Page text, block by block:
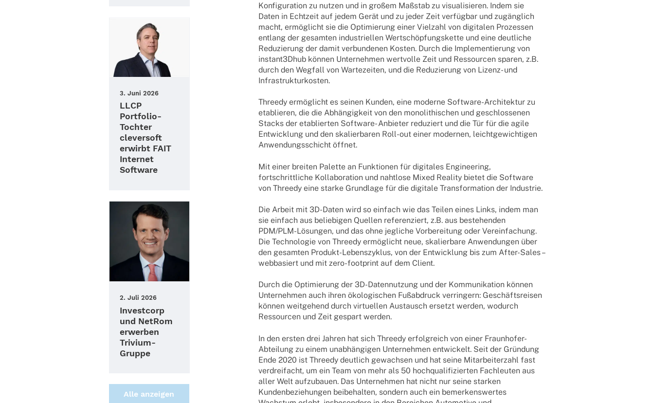
3. Juni 2026
LLCP
Portfolio-
Tochter
cleversoft
erwirbt FAIT
Internet
Software
2. Juli 2026
Investcorp
und NetRom
erwerben
Trivium-
Gruppe
Alle anzei­gen
Konfi­gu­ra­tion zu nutzen und in großem Maßstab zu visua­li­sie­ren. Indem sie
Daten in Echt­zeit auf jedem Gerät und zu jeder Zeit verfüg­bar und zugäng­lich
macht, ermög­licht sie die Opti­mie­rung einer Viel­zahl von digi­ta­len Prozes­sen
entlang der gesam­ten indus­tri­el­len Wert­schöp­fungs­kette und eine deut­li­che
Redu­zie­rung der damit verbun­de­nen Kosten. Durch die Imple­men­tie­rung von
instant3Dhub können Unter­neh­men wert­volle Zeit und Ressour­cen sparen, z.B.
durch den Wegfall von Warte­zei­ten, und die Redu­zie­rung von Lizenz- und
Infrastrukturkosten.
Threedy ermög­licht es seinen Kunden, eine moderne Soft­­ware-Archi­­tek­­tur zu
etablie­ren, die die Abhän­gig­keit von den mono­li­thi­schen und geschlos­se­nen
Stacks der etablier­ten Soft­­ware- Anbie­ter redu­ziert und die Tür für die agile
Entwick­lung und den skalier­ba­ren Roll-out einer moder­nen, leicht­ge­wich­ti­gen
Anwen­dungs­schicht öffnet.
Mit einer brei­ten Palette an Funk­tio­nen für digi­ta­les Engi­nee­ring,
fort­schritt­li­che Kolla­bo­ra­tion und naht­lose Mixed Reality bietet die Soft­ware
von Threedy eine starke Grund­lage für die digi­tale Trans­for­ma­tion der Industrie.
Die Arbeit mit 3D-Daten wird so einfach wie das Teilen eines Links, indem man
sie einfach aus belie­bi­gen Quel­len refe­ren­ziert, z.B. aus bestehen­den
PDM/­­PLM-Lösun­­gen, und das ohne jegli­che Vorbe­rei­tung oder Verein­fa­chung.
Die Tech­no­lo­gie von Threedy ermög­licht neue, skalier­bare Anwen­dun­gen über
den gesam­ten Produkt-Lebens­­­zy­k­lus, von der Entwick­lung bis zum After-Sales –
webba­siert und mit zero-foot­print auf dem Client.
Durch die Opti­mie­rung der 3D-Daten­­­nu­t­­zung und der Kommu­ni­ka­tion können
Unter­neh­men auch ihren ökolo­gi­schen Fußab­druck verrin­gern: Geschäfts­rei­sen
können weit­ge­hend durch virtu­el­len Austausch ersetzt werden, wodurch
Ressour­cen und Zeit gespart werden.
In den ersten drei Jahren hat sich Threedy erfolg­reich von einer Fraun­ho­­fer-
Abtei­­lung zu einem unab­hän­gi­gen Unter­neh­men entwi­ckelt. Seit der Grün­dung
Ende 2020 ist Threedy deut­lich gewach­sen und hat seine Mitar­bei­ter­zahl fast
verdrei­facht, um ein Team von mehr als 50 hoch­qua­li­fi­zier­ten Fach­leu­ten aus
aller Welt aufzu­bauen. Das Unter­neh­men hat nicht nur seine star­ken
Kunden­be­zie­hun­gen beibe­hal­ten, sondern auch ein bemer­kens­wer­tes